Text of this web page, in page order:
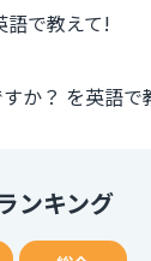
語で教えて!
か？ を英語で
ンキング